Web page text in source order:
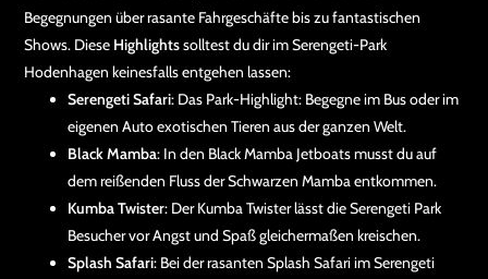
Begegnungen über rasante Fahrgeschäfte bis zu fantastischen
Shows. Diese Highlightssolltest du dir im Serengeti-Park
Hodenhagen keinesfalls entgehen lassen:
Serengeti Safari: Das Park-Highlight: Begegne im Bus oder im
eigenen Auto exotischen Tieren aus der ganzen Welt.
Black Mamba: In den Black Mamba Jetboats musst du auf
dem reißenden Fluss der Schwarzen Mamba entkommen.
Kumba Twister: Der Kumba Twister lässt die Serengeti Park
Besucher vor Angst und Spaß gleichermaßen kreischen.
Splash Safari: Bei der rasanten Splash Safari im Serengeti